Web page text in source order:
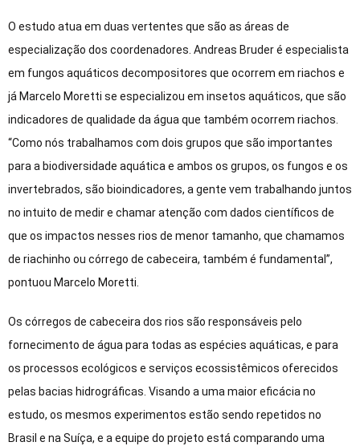
O estudo atua em duas vertentes que são as áreas de
especialização dos coordenadores. Andreas Bruder é especialista
em fungos aquáticos decompositores que ocorrem em riachos e
já Marcelo Moretti se especializou em insetos aquáticos, que são
indicadores de qualidade da água que também ocorrem riachos.
“Como nós trabalhamos com dois grupos que são importantes
para a biodiversidade aquática e ambos os grupos, os fungos e os
invertebrados, são bioindicadores, a gente vem trabalhando juntos
no intuito de medir e chamar atenção com dados científicos de
que os impactos nesses rios de menor tamanho, que chamamos
de riachinho ou córrego de cabeceira, também é fundamental”,
pontuou Marcelo Moretti.
Os córregos de cabeceira dos rios são responsáveis pelo
fornecimento de água para todas as espécies aquáticas, e para
os processos ecológicos e serviços ecossistêmicos oferecidos
pelas bacias hidrográficas. Visando a uma maior eficácia no
estudo, os mesmos experimentos estão sendo repetidos no
Brasil e na Suíça, e a equipe do projeto está comparando uma